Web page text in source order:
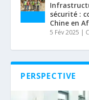
sécurité :
Chine en
5 Fév 2025
PERSPECTIVE